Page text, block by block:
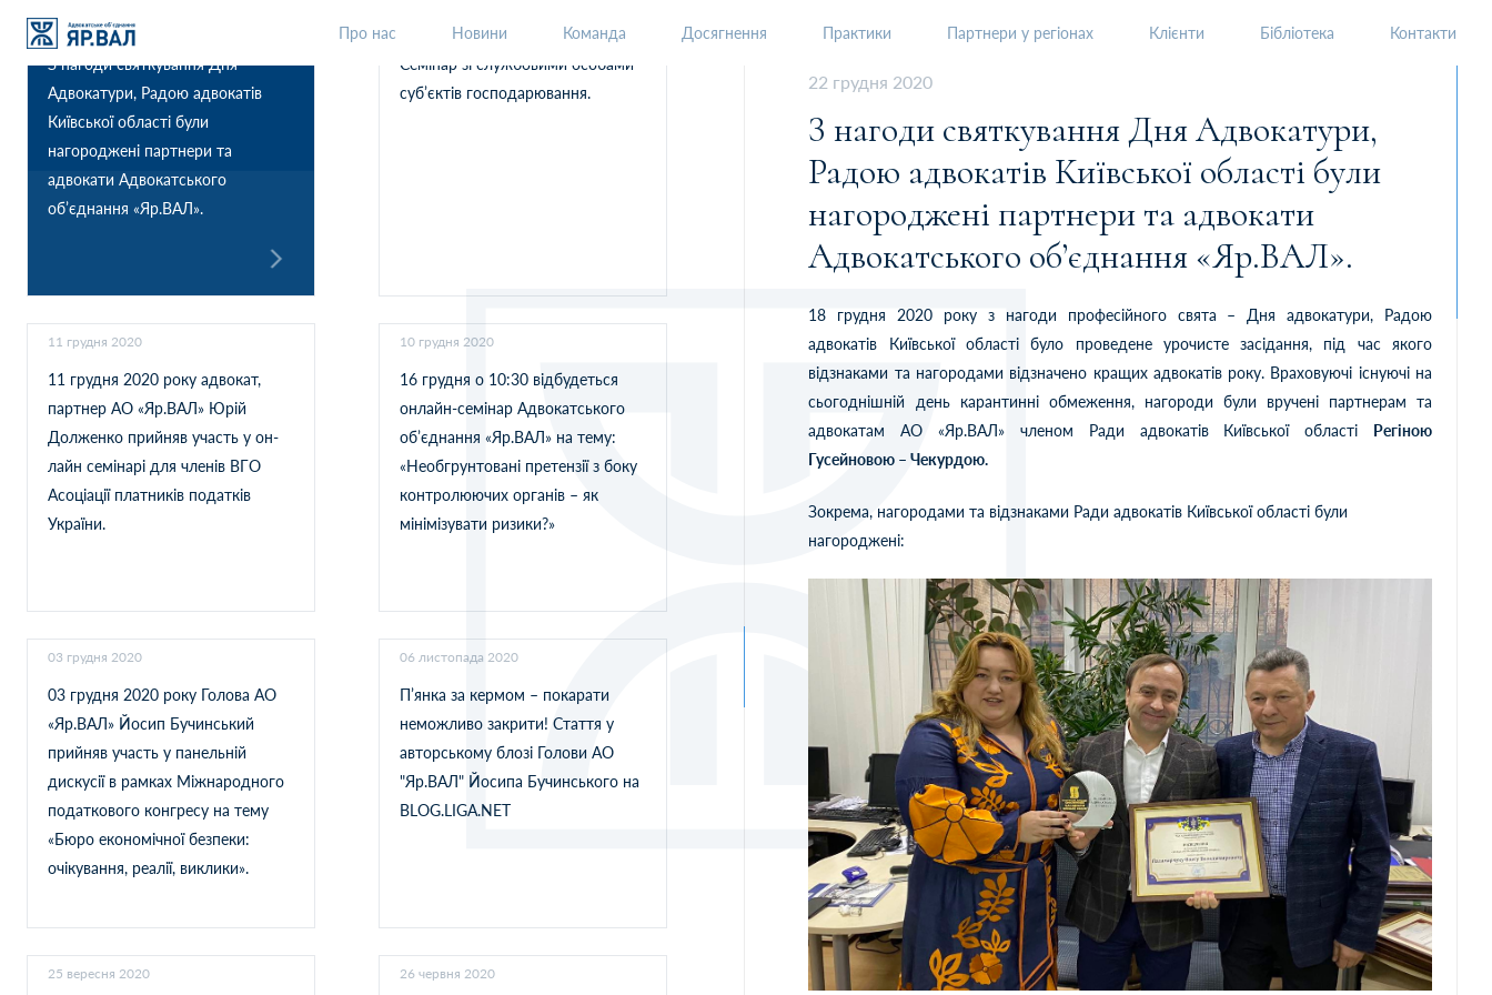
Про нас Новини Команда Досягнення Практики Партнери у регіонах Клієнти Бібліотека Контакти
22 грудня 2020
З нагоди святкування Дня
Адвокатури, Радою адвокатів
Київської області були
нагороджені партнери та
адвокати Адвокатського
об’єднання «Яр.ВАЛ».
16 грудня 2020
Семінар зі службовими особами
суб’єктів господарювання.
11 грудня 2020
11 грудня 2020 року адвокат,
партнер АО «Яр.ВАЛ» Юрій
Долженко прийняв участь у он-
лайн семінарі для членів ВГО
Асоціації платників податків
України.
10 грудня 2020
16 грудня о 10:30 відбудеться
онлайн-семінар Адвокатського
об’єднання «Яр.ВАЛ» на тему:
«Необгрунтовані претензії з боку
контролюючих органів – як
мінімізувати ризики?»
03 грудня 2020
03 грудня 2020 року Голова АО
«Яр.ВАЛ» Йосип Бучинський
прийняв участь у панельній
дискусії в рамках Міжнародного
податкового конгресу на тему
«Бюро економічної безпеки:
очікування, реалії, виклики».
06 листопада 2020
П’янка за кермом – покарати
неможливо закрити! Стаття у
авторському блозі Голови АО
"Яр.ВАЛ" Йосипа Бучинського на
BLOG.LIGA.NET
25 вересня 2020 26 червня 2020
22 грудня 2020
З нагоди святкування Дня Адвокатури,
Радою адвокатів Київської області були
нагороджені партнери та адвокати
Адвокатського об’єднання «Яр.ВАЛ».
18 грудня 2020 року з нагоди професійного свята – Дня адвокатури, Радою
адвокатів Київської області було проведене урочисте засідання, під час якого
відзнаками та нагородами відзначено кращих адвокатів року. Враховуючі існуючі на
сьогоднішній день карантинні обмеження, нагороди були вручені партнерам та
адвокатам АО «Яр.ВАЛ» членом Ради адвокатів Київської області Регіною
Гусейновою – Чекурдою.
Зокрема, нагородами та відзнаками Ради адвокатів Київської області були
нагороджені: